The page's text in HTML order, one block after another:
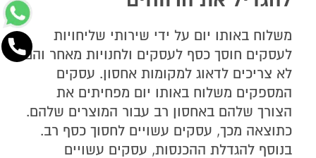
משלוח באותו יום על ידי שירותי שליחויות
לעסקים חוסך כסף לעסקים ולחנויות מאחר והם
לא צריכים לדאוג למקומות אחסון. עסקים
המספקים משלוח באותו יום מפחיתים את
הצורך שלהם באחסון רב עבור המוצרים שלהם.
כתוצאה מכך, עסקים עשויים לחסוך כסף רב.
בנוסף להגדלת ההכנסות, עסקים עשויים